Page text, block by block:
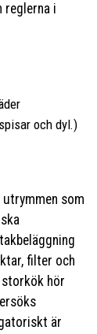
reglerna i
och dyl.)
utrymmen som
filter och
hör
är